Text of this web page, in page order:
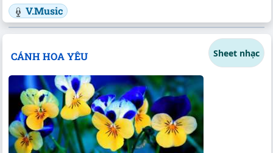
V.Music
CÁNH HOA YÊU Sheet nhạc